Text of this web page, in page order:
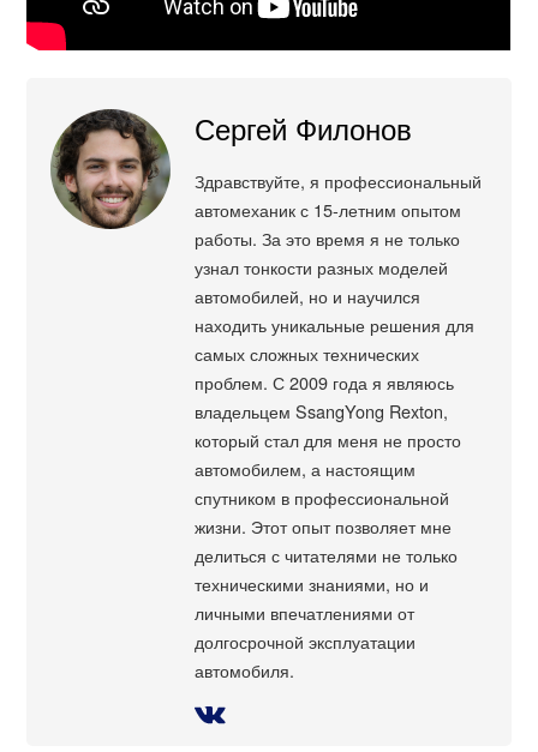
Сергей Филонов
Здравствуйте, я профессиональный
автомеханик с 15-летним опытом
работы. За это время я не только
узнал тонкости разных моделей
автомобилей, но и научился
находить уникальные решения для
самых сложных технических
проблем. С 2009 года я являюсь
владельцем SsangYong Rexton,
который стал для меня не просто
автомобилем, а настоящим
спутником в профессиональной
жизни. Этот опыт позволяет мне
делиться с читателями не только
техническими знаниями, но и
личными впечатлениями от
долгосрочной эксплуатации
автомобиля.